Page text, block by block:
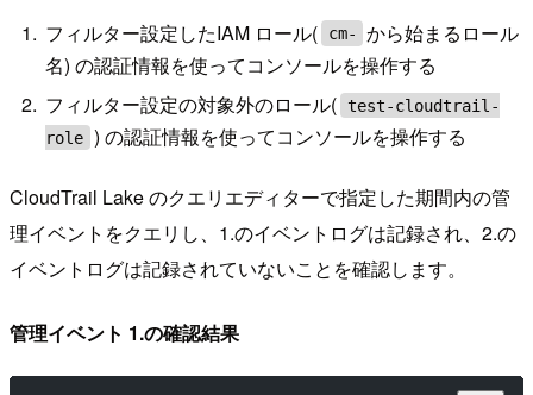
フィルター設定したIAM ロール( cm-
から始まるロール
名) の認証情報を使ってコンソールを操作する
フィルター設定の対象外のロール( test-cloudtrail-
role ) の認証情報を使ってコンソールを操作する
CloudTrail Lake のクエリエディターで指定した期間内の管
理イベントをクエリし、1.のイベントログは記録され、2.の
イベントログは記録されていないことを確認します。
管理イベント 1.の確認結果